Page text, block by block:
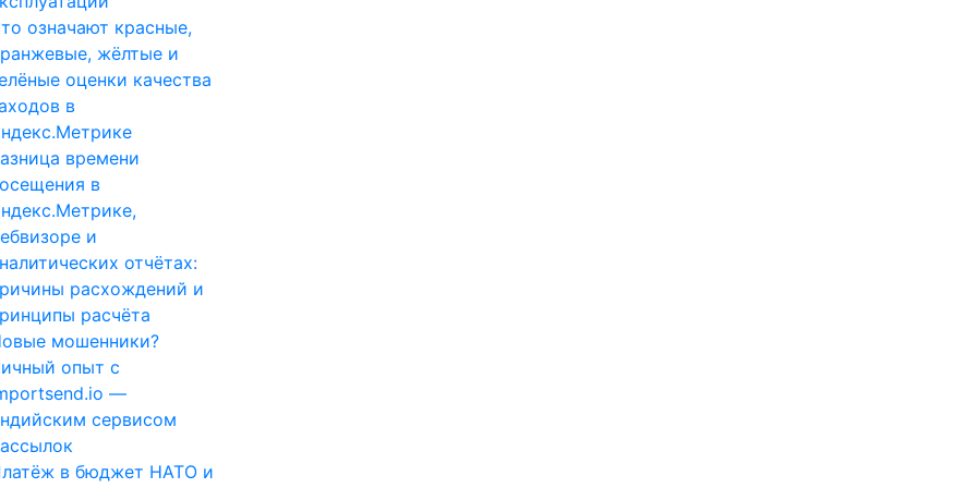
означают красные,
жёлтые и
оценки качества
в
времени
в
и
отчётах:
расхождений и
расчёта
мошенники?
опыт с
—
сервисом
в бюджет НАТО и